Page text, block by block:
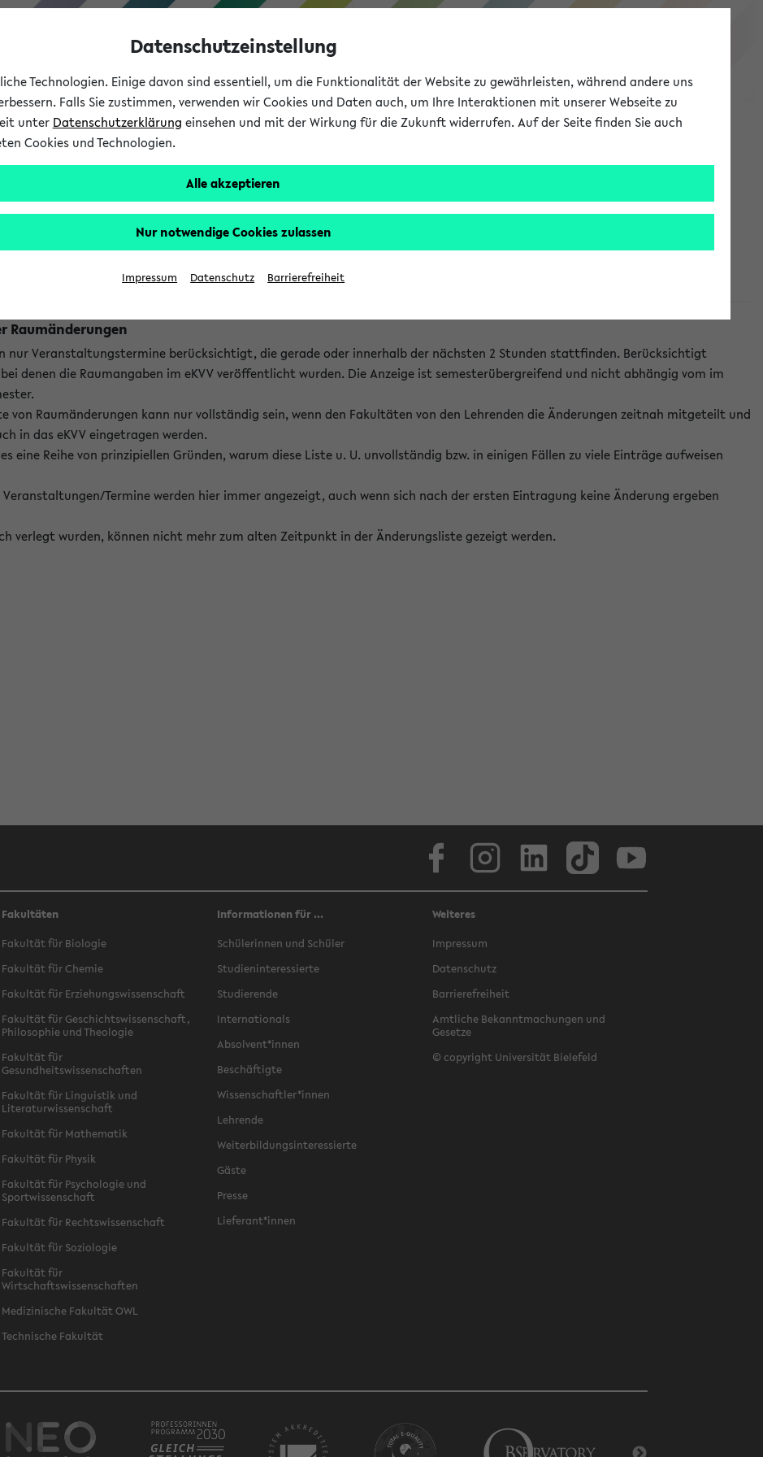
eKVV
Studium
Raumänderungen
nur Veranstaltungstermine berücksichtigt, die gerade oder innerhalb der nächsten 2 Stunden stattfinden. Berücksichtigt
denen die Raumangaben im eKVV veröffentlicht wurden. Die Anzeige ist semesterübergreifend und nicht abhängig vom im
von Raumänderungen kann nur vollständig sein, wenn den Fakultäten von den Lehrenden die Änderungen zeitnah mitgeteilt und
in das eKVV eingetragen werden.
eine Reihe von prinzipiellen Gründen, warum diese Liste u. U. unvollständig bzw. in einigen Fällen zu viele Einträge aufweisen
Termine werden hier immer angezeigt, auch wenn sich nach der ersten Eintragung keine Änderung ergeben
verlegt wurden, können nicht mehr zum alten Zeitpunkt in der Änderungsliste gezeigt werden.
Fakultäten
Fakultät für Biologie
Fakultät für Chemie
Fakultät für Erziehungswissenschaft
Fakultät für Geschichtswissenschaft,
Philosophie und Theologie
Fakultät für
Gesundheitswissenschaften
Fakultät für Linguistik und
Literaturwissenschaft
Fakultät für Mathematik
Fakultät für Physik
Fakultät für Psychologie und
Sportwissenschaft
Fakultät für Rechtswissenschaft
Fakultät für Soziologie
Fakultät für
Wirtschaftswissenschaften
Medizinische Fakultät OWL
Technische Fakultät
Informationen für ...
Schülerinnen und Schüler
Studieninteressierte
Studierende
Internationals
Absolvent*innen
Beschäftigte
Wissenschaftler*innen
Lehrende
Weiterbildungsinteressierte
Gäste
Presse
Lieferant*innen
Weiteres
Impressum
Datenschutz
Barrierefreiheit
Amtliche Bekanntmachungen und
Gesetze
© copyright Universität Bielefeld
Datenschutzeinstellung
Technologien. Einige davon sind essentiell, um die Funktionalität der Website zu gewährleisten, während andere uns
Falls Sie zustimmen, verwenden wir Cookies und Daten auch, um Ihre Interaktionen mit unserer Webseite zu
unter Datenschutzerklärung einsehen und mit der Wirkung für die Zukunft widerrufen. Auf der Seite finden Sie auch
Cookies und Technologien.
Alle akzeptieren
Nur notwendige Cookies zulassen
Impressum Datenschutz Barrierefreiheit